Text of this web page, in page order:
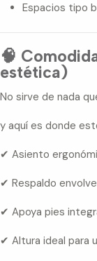
Espacios tipo
🧠
estética)
No sirve de nada
y aquí es donde
✔ Asiento
✔ Respaldo
✔ Apoya pies
✔ Altura ideal para